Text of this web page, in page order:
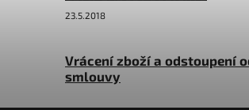
23.5.2018
Vrácení zboží a odstoupení
smlouvy